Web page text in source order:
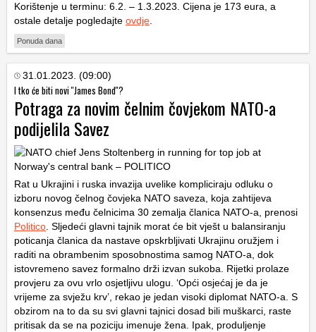
Korištenje u terminu: 6.2. – 1.3.2023. Cijena je 173 eura, a
ostale detalje pogledajte ovdje.
Ponuda dana
31.01.2023. (09:00)
I tko će biti novi ''James Bond''?
Potraga za novim čelnim čovjekom NATO-a
podijelila Savez
Rat u Ukrajini i ruska invazija uvelike kompliciraju odluku o
izboru novog čelnog čovjeka NATO saveza, koja zahtijeva
konsenzus među čelnicima 30 zemalja članica NATO-a, prenosi
Politico. Sljedeći glavni tajnik morat će bit vješt u balansiranju
poticanja članica da nastave opskrbljivati Ukrajinu oružjem i
raditi na obrambenim sposobnostima samog NATO-a, dok
istovremeno savez formalno drži izvan sukoba. Rijetki prolaze
provjeru za ovu vrlo osjetljivu ulogu. ‘Opći osjećaj je da je
vrijeme za svježu krv’, rekao je jedan visoki diplomat NATO-a. S
obzirom na to da su svi glavni tajnici dosad bili muškarci, raste
pritisak da se na poziciju imenuje žena. Ipak, produljenje